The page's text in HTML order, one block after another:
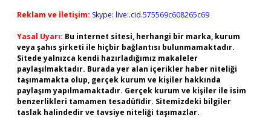
Reklam ve İletişim: Skype: live:.cid.575569c608265c69
Yasal Uyarı: Bu internet sitesi, herhangi bir marka, kurum
veya şahıs şirketi ile hiçbir bağlantısı bulunmamaktadır.
Sitede yalnızca kendi hazırladığımız makaleler
paylaşılmaktadır. Burada yer alan içerikler haber niteliği
taşımamakta olup, gerçek kurum ve kişiler hakkında
paylaşım yapılmamaktadır. Gerçek kurum ve kişiler ile isim
benzerlikleri tamamen tesadüfidir. Sitemizdeki bilgiler
taslak halindedir ve tavsiye niteliği taşımazlar.